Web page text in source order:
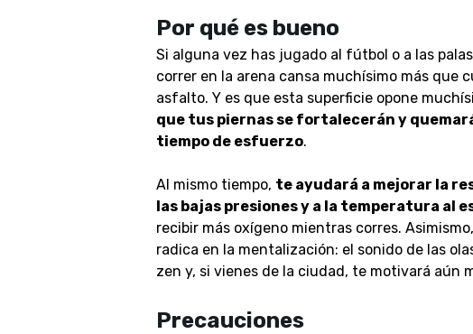
Por qué es bueno
Si alguna vez has jugado al fútbol o a las
correr en la arena cansa muchísimo más que
asfalto. Y es que esta superficie opone
que tus piernas se fortalecerán y
tiempo de esfuerzo.
Al mismo tiempo, te ayudará a mejorar la
las bajas presiones y a la temperatura al
recibir más oxígeno mientras corres.
radica en la mentalización: el sonido de las
zen y, si vienes de la ciudad, te motivará aún
Precauciones